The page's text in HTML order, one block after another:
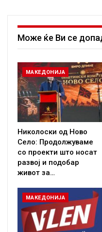
Може ќе Ви се
МАКЕДОНИЈА
Николоски од Ново
Село: Продолжуваме
со проекти што носат
развој и подобар
живот за…
МАКЕДОНИЈА